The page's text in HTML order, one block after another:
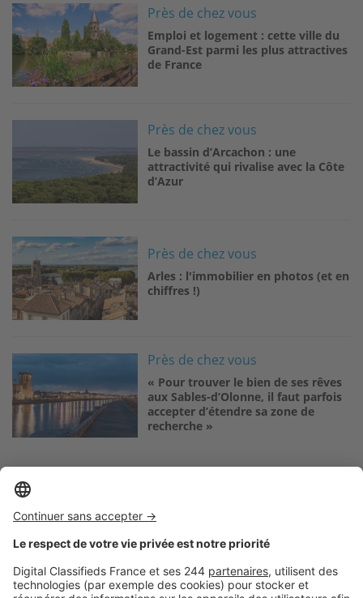
Image Près de chez vous
Emploi et logement : cette ville du
Grand-Est parmi les plus attractives
de France
Près de chez vous
Le bassin d’Arcachon : une
attractivité qui rivalise avec la Côte
d’Azur
Image
Près de chez vous
Arles : l'immobilier en photos (et en
chiffres !)
Image Près de chez vous
« Pour trouver le bien de ses rêves
aux Sables-d’Olonne, il faut parfois
accepter d’étendre sa zone de
recherche »
Logic-Immo c’est aussi …